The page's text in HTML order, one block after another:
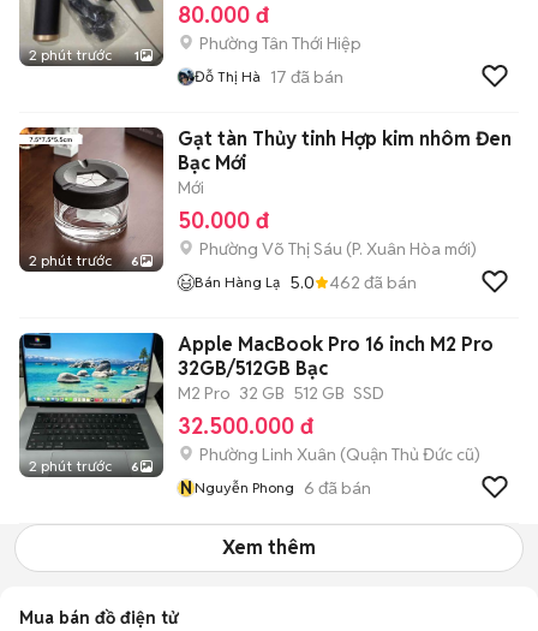
2 phút trước 1
80.000 đ
Phường Tân Thới Hiệp
Đỗ Thị Hà 17 đã bán
2 phút trước 6
Gạt tàn Thủy tinh Hợp kim nhôm Đen
Bạc Mới
Mới
50.000 đ
Phường Võ Thị Sáu (P. Xuân Hòa mới)
Bán Hàng Lạ 5.0 462 đã bán
2 phút trước 6
Apple MacBook Pro 16 inch M2 Pro
32GB/512GB Bạc
M2 Pro 32 GB 512 GB SSD
32.500.000 đ
Phường Linh Xuân (Quận Thủ Đức cũ)
NNguyễn Phong 6 đã bán
Xem thêm
Mua bán đồ điện tử